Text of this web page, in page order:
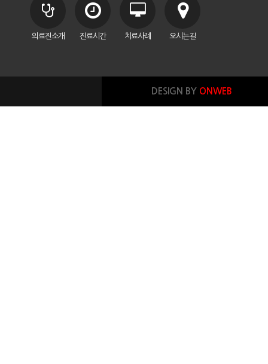
의료진소개 진료시간 치료사례 오시는길
DESIGN BY ONWEB